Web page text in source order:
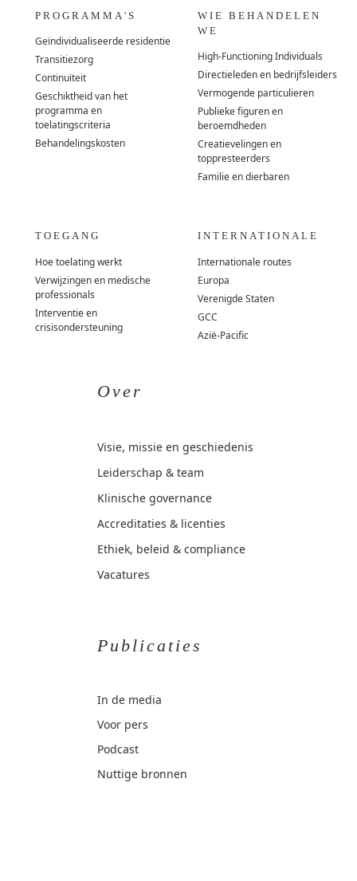
PROGRAMMA'S
Geïndividualiseerde residentie
Transitiezorg
Continuïteit
Geschiktheid van het
programma en
toelatingscriteria
Behandelingskosten
WIE BEHANDELEN
WE
High-Functioning Individuals
Directieleden en bedrijfsleiders
Vermogende particulieren
Publieke figuren en
beroemdheden
Creatievelingen en
toppresteerders
Familie en dierbaren
TOEGANG
Hoe toelating werkt
Verwijzingen en medische
professionals
Interventie en
crisisondersteuning
INTERNATIONALE
Internationale routes
Europa
Verenigde Staten
GCC
Azië-Pacific
Over
Visie, missie en geschiedenis
Leiderschap & team
Klinische governance
Accreditaties & licenties
Ethiek, beleid & compliance
Vacatures
Publicaties
In de media
Voor pers
Podcast
Nuttige bronnen